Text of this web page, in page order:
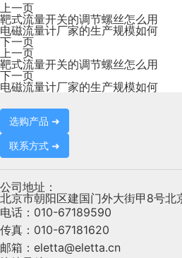
上一页
靶式流量开关的调节螺丝怎么用
电磁流量计厂家的生产规模如何
下一页
上一页
靶式流量开关的调节螺丝怎么用
下一页
电磁流量计厂家的生产规模如何
选购产品 ➜
联系方式 ➜
公司地址：
北京市朝阳区建国门外大街甲8号
电话： 010-67189590
传真： 010-67181620
邮箱： eletta@eletta.cn